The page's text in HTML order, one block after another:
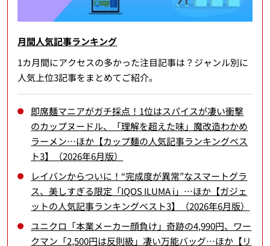
月間人気記事ランキング
1カ月間にアクセスの多かった注目記事は？ジャンル別に
人気上位3記事をまとめてご紹介。
即席麺マニアがガチ採点！1位はスパイスが凄い衝撃
のカップヌードル、「理解を超えた味」魔改造わかめ
ラーメン…ほか【カップ麺の人気記事ランキングベス
ト3】（2026年6月版）
レイバンからついに！“完成度が異常”なスマートグラ
ス、美しすぎる限定「IQOS ILUMA i」…ほか【ガジェ
ットの人気記事ランキングベスト3】（2026年6月版）
ユニクロ「本業メーカー顔負け」奇跡の4,990円、ワー
クマン「2,500円は反則級」凄い万能バッグ…ほか【リ